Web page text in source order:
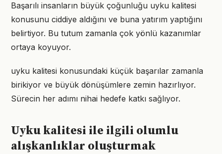
Başarılı insanların büyük çoğunluğu uyku kalitesi
konusunu ciddiye aldığını ve buna yatırım yaptığını
belirtiyor. Bu tutum zamanla çok yönlü kazanımlar
ortaya koyuyor.
uyku kalitesi konusundaki küçük başarılar zamanla
birikiyor ve büyük dönüşümlere zemin hazırlıyor.
Sürecin her adımı nihai hedefe katkı sağlıyor.
Uyku kalitesi ile ilgili olumlu
alışkanlıklar oluşturmak